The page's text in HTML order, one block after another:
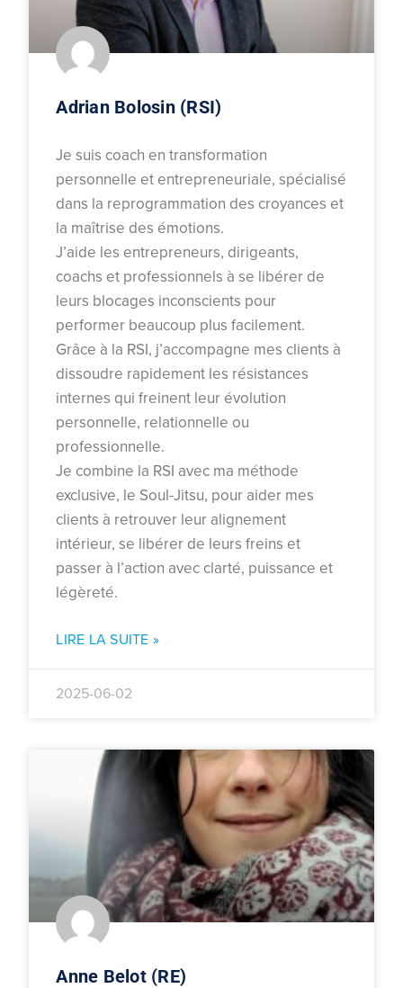
Adrian Bolosin (RSI)
Je suis coach en transformation
personnelle et entrepreneuriale, spécialisé
dans la reprogrammation des croyances et
la maîtrise des émotions.
J’aide les entrepreneurs, dirigeants,
coachs et professionnels à se libérer de
leurs blocages inconscients pour
performer beaucoup plus facilement.
Grâce à la RSI, j’accompagne mes clients à
dissoudre rapidement les résistances
internes qui freinent leur évolution
personnelle, relationnelle ou
professionnelle.
Je combine la RSI avec ma méthode
exclusive, le Soul-Jitsu, pour aider mes
clients à retrouver leur alignement
intérieur, se libérer de leurs freins et
passer à l’action avec clarté, puissance et
légèreté.
LIRE LA SUITE »
2025-06-02
Anne Belot (RE)